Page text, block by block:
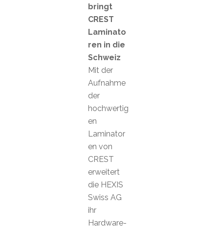
bringt
CREST
Laminato
ren in die
Schweiz
Mit der
Aufnahme
der
hochwertig
en
Laminator
en von
CREST
erweitert
die HEXIS
Swiss AG
ihr
Hardware-